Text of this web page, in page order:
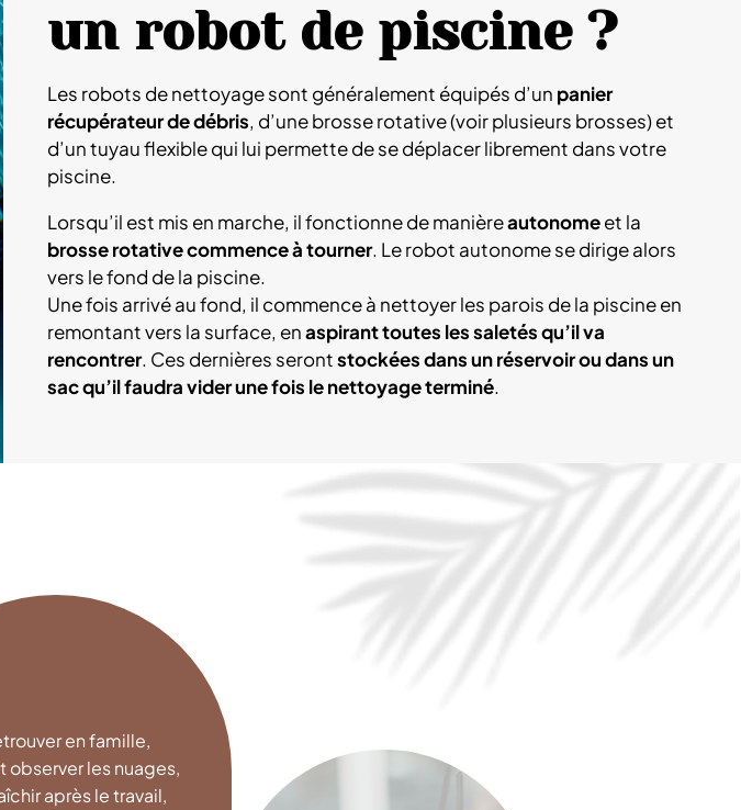
un robot de piscine ?
Les robots de nettoyage sont généralement équipés d’un panier
récupérateur de débris, d’une brosse rotative (voir plusieurs brosses) et
d’un tuyau flexible qui lui permette de se déplacer librement dans votre
piscine.
Lorsqu’il est mis en marche, il fonctionne de manièreautonomeet la
brosse rotative commence à tourner. Le robot autonome se dirige alors
vers le fond de la piscine.
Une fois arrivé au fond, il commence à nettoyer les parois de la piscine en
remontant vers la surface, enaspirant toutes les saletés qu’il va
rencontrer. Ces dernières serontstockées dans un réservoir ou dans un
sac qu’il faudra vider une fois le nettoyage terminé.
en famille,
observer les nuages,
après le travail,